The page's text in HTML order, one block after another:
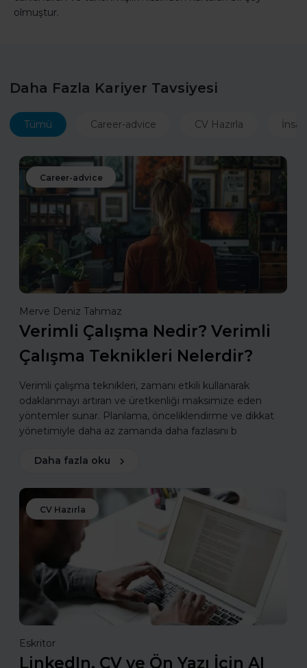
olmuştur.
Daha Fazla Kariyer Tavsiyesi
Tümü Career-advice CV Hazırla
Career-advice
Merve Deniz Tahmaz
Verimli Çalışma Nedir? Verimli
Çalışma Teknikleri Nelerdir?
Verimli çalışma teknikleri, zamanı etkili kullanarak
odaklanmayı artıran ve üretkenliği maksimize eden
yöntemler sunar. Planlama, önceliklendirme ve dikkat
yönetimiyle daha az zamanda daha fazlasını b
Daha fazla oku
CV Hazırla
Eskritor
LinkedIn, CV ve Ön Yazı İçin AI